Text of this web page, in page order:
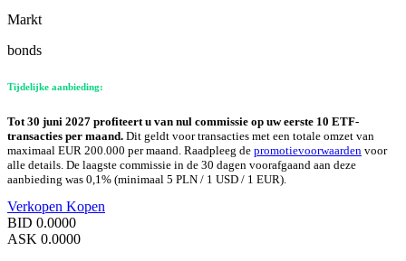
Markt
bonds
Tijdelijke aanbieding:
Tot 30 juni 2027 profiteert u van nul commissie op uw eerste 10 ETF-
transacties per maand. Dit geldt voor transacties met een totale omzet van
maximaal EUR 200.000 per maand. Raadpleeg de promotievoorwaarden voor
alle details. De laagste commissie in de 30 dagen voorafgaand aan deze
aanbieding was 0,1% (minimaal 5 PLN / 1 USD / 1 EUR).
Verkopen Kopen
BID 0.0000
ASK 0.0000